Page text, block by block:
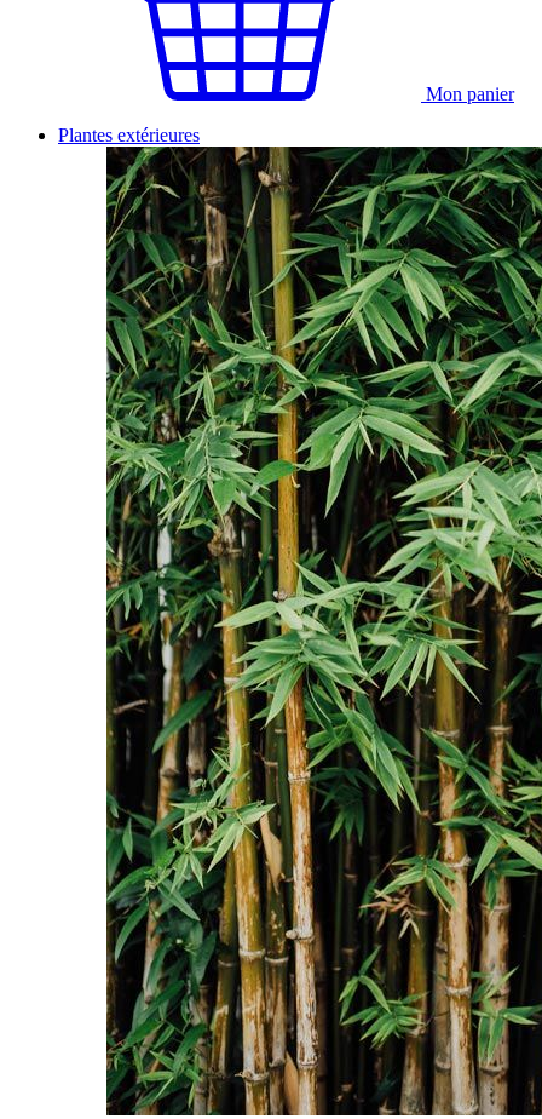
Mon panier
Plantes extérieures